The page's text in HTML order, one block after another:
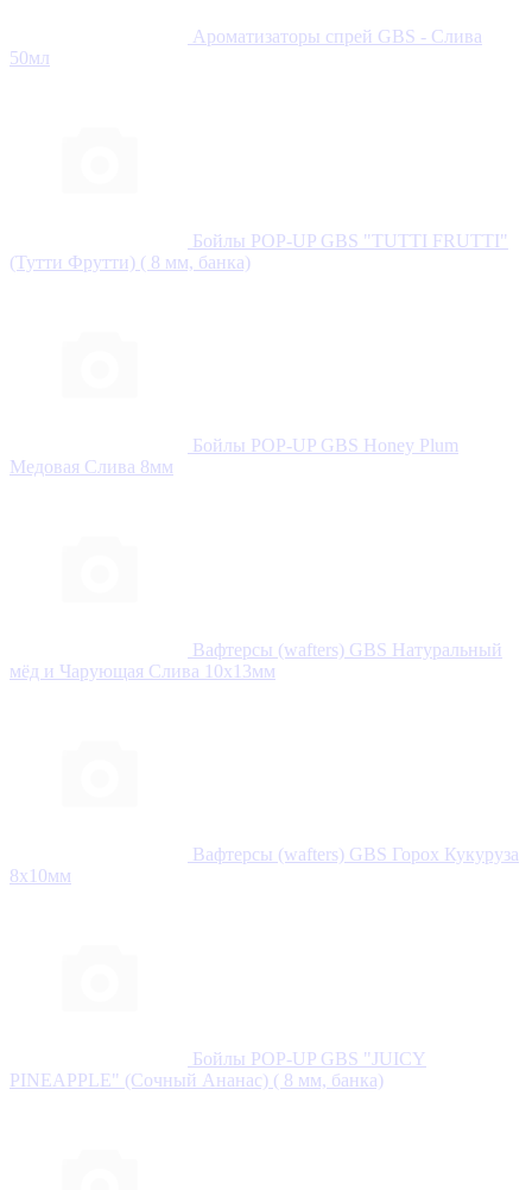
Ароматизаторы спрей GBS - Слива
50мл
Бойлы POP-UP GBS "TUTTI FRUTTI"
(Тутти Фрутти) ( 8 мм, банка)
Бойлы POP-UP GBS Honey Plum
Медовая Слива 8мм
Вафтерсы (wafters) GBS Натуральный
мёд и Чарующая Слива 10x13мм
Вафтерсы (wafters) GBS Горох Кукуруза
8x10мм
Бойлы POP-UP GBS "JUICY
PINEAPPLE" (Сочный Ананас) ( 8 мм, банка)